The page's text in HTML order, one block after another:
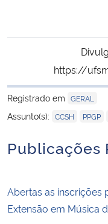
https://
Registrado em GERAL
Assunto(s): CCSH PPGP
Publicações
Abertas as inscrições
Extensão em Música